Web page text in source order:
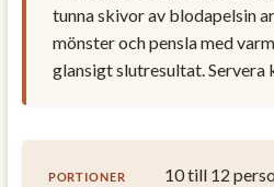
tunna skivor av blodapelsin
mönster och pensla med
glansigt slutresultat. Servera
PORTIONER 10 till 12